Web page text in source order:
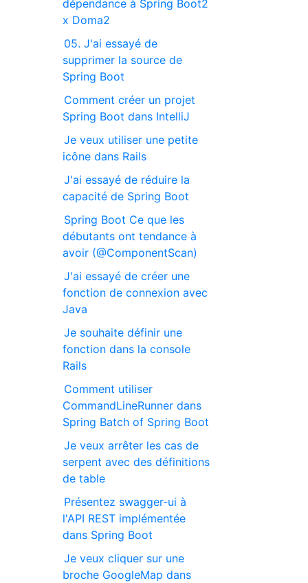
dépendance à Spring Boot2
x Doma2
05. J'ai essayé de
supprimer la source de
Spring Boot
Comment créer un projet
Spring Boot dans IntelliJ
Je veux utiliser une petite
icône dans Rails
J'ai essayé de réduire la
capacité de Spring Boot
Spring Boot Ce que les
débutants ont tendance à
avoir (@ComponentScan)
J'ai essayé de créer une
fonction de connexion avec
Java
Je souhaite définir une
fonction dans la console
Rails
Comment utiliser
CommandLineRunner dans
Spring Batch of Spring Boot
Je veux arrêter les cas de
serpent avec des définitions
de table
Présentez swagger-ui à
l'API REST implémentée
dans Spring Boot
Je veux cliquer sur une
broche GoogleMap dans